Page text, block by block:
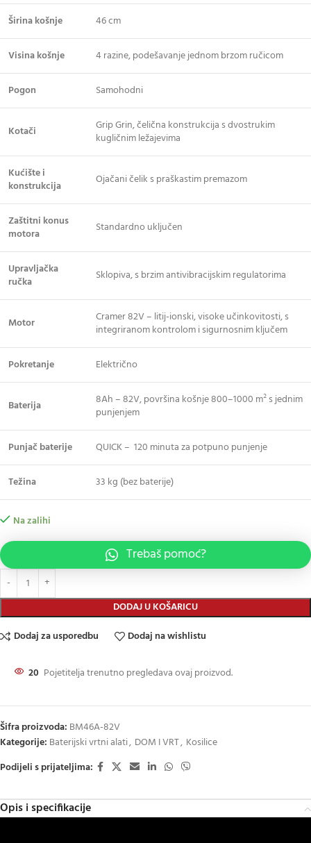
Širina košnje 46 cm
Visina košnje 4 razine, podešavanje jednom brzom ručicom
Pogon Samohodni
Kotači
Grip Grin, čelična konstrukcija s dvostrukim
kugličnim ležajevima
Kućište i
konstrukcija
Ojačani čelik s praškastim premazom
Zaštitni konus
motora
Standardno uključen
Upravljačka
ručka
Sklopiva, s brzim antivibracijskim regulatorima
Motor
Cramer 82V – litij-ionski, visoke učinkovitosti, s
integriranom kontrolom i sigurnosnim ključem
Pokretanje Električno
Baterija
8Ah – 82V, površina košnje 800–1000 m² s jednim
punjenjem
Punjač baterije QUICK – 120 minuta za potpuno punjenje
Težina 33 kg (bez baterije)
Na zalihi
DODAJ U KOŠARICU
Trebaš pomoć?
Dodaj za usporedbu Dodaj na wishlistu
20 Pojetitelja trenutno pregledava ovaj proizvod.
Šifra proizvoda: BM46A-82V
Kategorije: Baterijski vrtni alati, DOM I VRT, Kosilice
Podijeli s prijateljima:
Opis i specifikacije